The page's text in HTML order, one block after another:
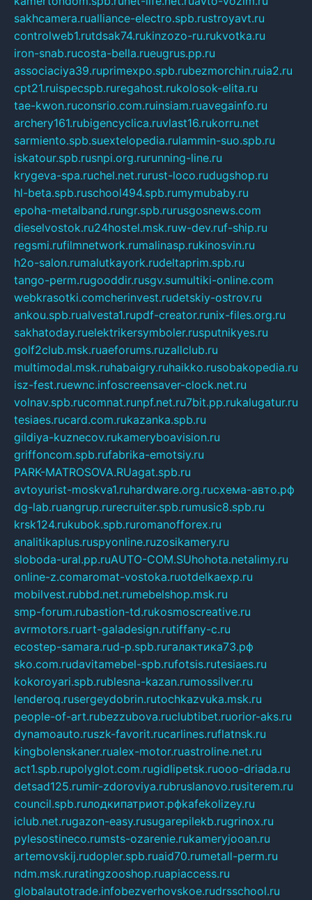
sakhcamera.rualliance-electro.spb.rustroyavt.ru
controlweb1.rutdsak74.rukinzozo-ru.rukvotka.ru
iron-snab.rucosta-bella.rueugrus.pp.ru
associaciya39.ruprimexpo.spb.rubezmorchin.ruia2.ru
cpt21.ruispecspb.ruregahost.rukolosok-elita.ru
tae-kwon.ruconsrio.com.ruinsiam.ruavegainfo.ru
archery161.rubigencyclica.ruvlast16.rukorru.net
sarmiento.spb.suextelopedia.rulammin-suo.spb.ru
iskatour.spb.rusnpi.org.rurunning-line.ru
krygeva-spa.ruchel.net.rurust-loco.rudugshop.ru
hl-beta.spb.ruschool494.spb.rumymubaby.ru
epoha-metalband.rungr.spb.rurusgosnews.com
dieselvostok.ru24hostel.msk.ruw-dev.ruf-ship.ru
regsmi.rufilmnetwork.rumalinasp.rukinosvin.ru
h2o-salon.rumalutkayork.rudeltaprim.spb.ru
tango-perm.rugooddir.rusgv.sumultiki-online.com
webkrasotki.comcherinvest.rudetskiy-ostrov.ru
ankou.spb.rualvesta1.rupdf-creator.runix-files.org.ru
sakhatoday.ruelektrikersymboler.rusputnikyes.ru
golf2club.msk.ruaeforums.ruzallclub.ru
multimodal.msk.ruhabaigry.ruhaikko.rusobakopedia.ru
isz-fest.ruewnc.infoscreensaver-clock.net.ru
volnav.spb.rucomnat.runpf.net.ru7bit.pp.rukalugatur.ru
tesiaes.rucard.com.rukazanka.spb.ru
gildiya-kuznecov.rukameryboavision.ru
griffoncom.spb.rufabrika-emotsiy.ru
PARK-MATROSOVA.RUagat.spb.ru
avtoyurist-moskva1.ruhardware.org.ruсхема-авто.рф
dg-lab.ruangrup.rurecruiter.spb.rumusic8.spb.ru
krsk124.rukubok.spb.ruromanofforex.ru
analitikaplus.ruspyonline.ruzosikamery.ru
sloboda-ural.pp.ruAUTO-COM.SUhohota.netalimy.ru
online-z.comaromat-vostoka.ruotdelkaexp.ru
mobilvest.rubbd.net.rumebelshop.msk.ru
smp-forum.rubastion-td.rukosmoscreative.ru
avrmotors.ruart-galadesign.rutiffany-c.ru
ecostep-samara.rud-p.spb.ruгалактика73.рф
sko.com.rudavitamebel-spb.rufotsis.rutesiaes.ru
kokoroyari.spb.rublesna-kazan.rumossilver.ru
lenderoq.rusergeydobrin.rutochkazvuka.msk.ru
people-of-art.rubezzubova.ruclubtibet.ruorior-aks.ru
dynamoauto.ruszk-favorit.rucarlines.ruflatnsk.ru
kingbolenskaner.rualex-motor.ruastroline.net.ru
act1.spb.rupolyglot.com.rugidlipetsk.ruooo-driada.ru
detsad125.rumir-zdoroviya.rubruslanovo.rusiterem.ru
council.spb.ruлодкипатриот.рфkafekolizey.ru
iclub.net.rugazon-easy.rusugarepilekb.rugrinox.ru
pylesostineco.rumsts-ozarenie.rukameryjooan.ru
artemovskij.rudopler.spb.ruaid70.rumetall-perm.ru
ndm.msk.ruratingzooshop.ruapiaccess.ru
globalautotrade.infobezverhovskoe.rudrsschool.ru